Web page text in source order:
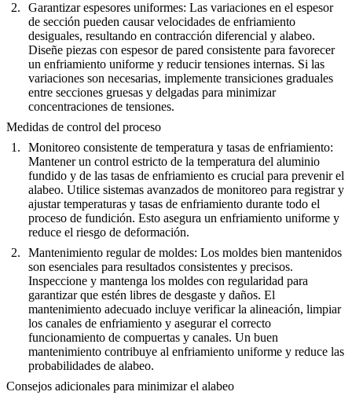
Garantizar espesores uniformes: Las variaciones en el espesor
de sección pueden causar velocidades de enfriamiento
desiguales, resultando en contracción diferencial y alabeo.
Diseñe piezas con espesor de pared consistente para favorecer
un enfriamiento uniforme y reducir tensiones internas. Si las
variaciones son necesarias, implemente transiciones graduales
entre secciones gruesas y delgadas para minimizar
concentraciones de tensiones.
Medidas de control del proceso
Monitoreo consistente de temperatura y tasas de enfriamiento:
Mantener un control estricto de la temperatura del aluminio
fundido y de las tasas de enfriamiento es crucial para prevenir el
alabeo. Utilice sistemas avanzados de monitoreo para registrar y
ajustar temperaturas y tasas de enfriamiento durante todo el
proceso de fundición. Esto asegura un enfriamiento uniforme y
reduce el riesgo de deformación.
Mantenimiento regular de moldes: Los moldes bien mantenidos
son esenciales para resultados consistentes y precisos.
Inspeccione y mantenga los moldes con regularidad para
garantizar que estén libres de desgaste y daños. El
mantenimiento adecuado incluye verificar la alineación, limpiar
los canales de enfriamiento y asegurar el correcto
funcionamiento de compuertas y canales. Un buen
mantenimiento contribuye al enfriamiento uniforme y reduce las
probabilidades de alabeo.
Consejos adicionales para minimizar el alabeo